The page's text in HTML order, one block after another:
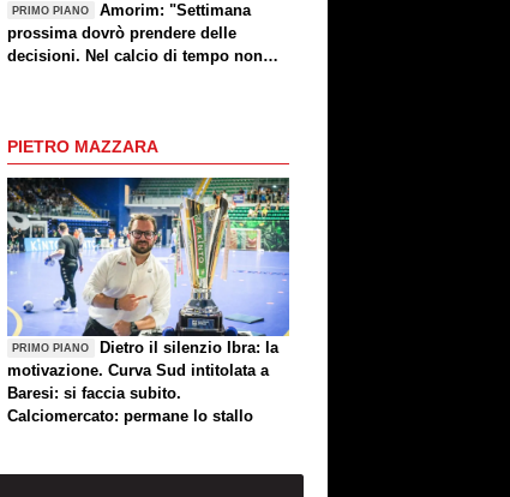
PRIMO PIANO
Amorim: "Settimana
prossima dovrò prendere delle
decisioni. Nel calcio di tempo non
PIETRO MAZZARA
PRIMO PIANO
Dietro il silenzio Ibra: la
motivazione. Curva Sud intitolata a
Baresi: si faccia subito.
Calciomercato: permane lo stallo